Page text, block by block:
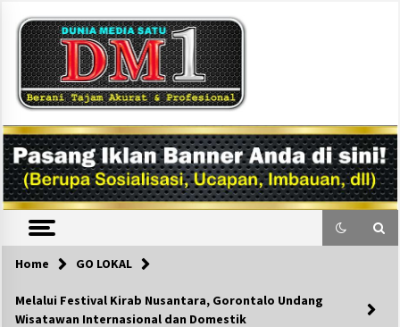
content
DM1
Home GO LOKAL
Melalui Festival Kirab Nusantara, Gorontalo Undang
Wisatawan Internasional dan Domestik